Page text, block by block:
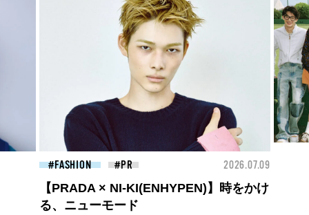
2026.07.09
】時をかけ
FASHION 2026.07.09
BEYOND A GOOD BOY ルイ・ヴィト
ンのプレフォールコレクションが描くプ